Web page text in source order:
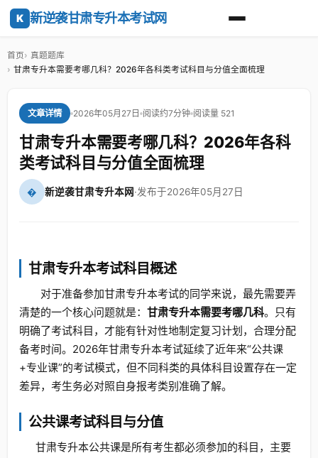
K 新逆袭甘肃专升本考试网
首页
真题题库
甘肃专升本需要考哪几科？2026年各科类考试科目与分值全面梳理
文章详情 2026年05月27日 阅读约7分钟 阅读量 521
甘肃专升本需要考哪几科？2026年各科
类考试科目与分值全面梳理
� 新逆袭甘肃专升本网·发布于2026年05月27日
甘肃专升本考试科目概述
对于准备参加甘肃专升本考试的同学来说，最先需要弄
清楚的一个核心问题就是： 甘肃专升本需要考哪几科。只有
明确了考试科目，才能有针对性地制定复习计划，合理分配
备考时间。2026年甘肃专升本考试延续了近年来“公共课
+专业课”的考试模式，但不同科类的具体科目设置存在一定
差异，考生务必对照自身报考类别准确了解。
公共课考试科目与分值
甘肃专升本公共课是所有考生都必须参加的科目，主要